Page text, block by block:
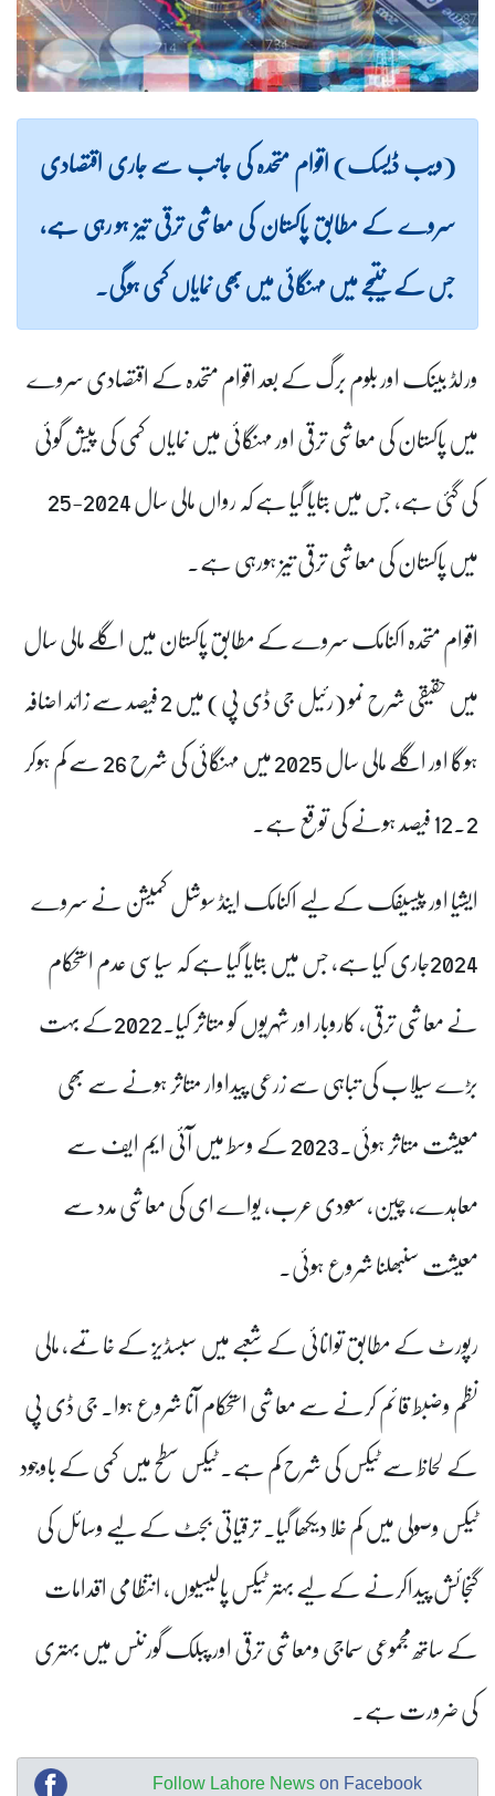
(ویب ڈیسک) اقوام متحدہ کی جانب سے جاری اقتصادی
سروے کے مطابق پاکستان کی معاشی ترقی تیز ہو رہی ہے،
جس کے نتیجے میں مہنگائی میں بھی نمایاں کمی ہوگی۔
ورلڈ بینک اور بلوم برگ کے بعد اقوام متحدہ کے اقتصادی سروے
میں پاکستان کی معاشی ترقی اور مہنگائی میں نمایاں کمی کی پیش گوئی
کی گئی ہے، جس میں بتایا گیا ہے کہ رواں مالی سال 2024-25
میں پاکستان کی معاشی ترقی تیز ہورہی ہے۔
اقوام متحدہ اکنامک سروے کے مطابق پاکستان میں اگلے مالی سال
میں حقیقی شرح نمو (رئیل جی ڈی پی) میں 2 فیصد سے زائد اضافہ
ہوگا اور اگلے مالی سال 2025 میں مہنگائی کی شرح 26 سے کم ہوکر
12.2 فیصد ہونے کی توقع ہے۔
ایشیا اور پیسیفک کے لیے اکنامک اینڈ سوشل کمیشن نے سروے
2024جاری کیا ہے، جس میں بتایا گیا ہے کہ سیاسی عدم استحکام
نے معاشی ترقی، کاروبار اور شہریوں کو متاثر کیا۔2022کے بہت
بڑے سیلاب کی تباہی سے زرعی پیداوار متاثر ہونے سے بھی
معیشت متاثر ہوئی۔2023 کے وسط میں آئی ایم ایف سے
معاہدے، چین، سعودی عرب، یواے ای کی معاشی مدد سے
معیشت سنبھلنا شروع ہوئی۔
رپورٹ کے مطابق توانائی کے شعبے میں سبسڈیز کے خاتمے، مالی
نظم وضبط قائم کرنے سے معاشی استحکام آنا شروع ہوا۔ جی ڈی پی
کے لحاظ سے ٹیکس کی شرح کم ہے۔ ٹیکس سطح میں کمی کے باوجود
ٹیکس وصولی میں کم خلا دیکھا گیا۔ ترقیاتی بجٹ کے لیے وسائل کی
گنجائش پیداکرنے کے لیے بہتر ٹیکس پالیسیوں، انتظامی اقدامات
کے ساتھ مجموعی سماجی ومعاشی ترقی اور پبلک گورننس میں بہتری
کی ضرورت ہے۔
Follow Lahore News on Facebook